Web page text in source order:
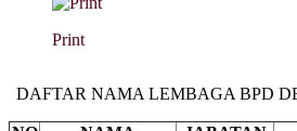
Print
DAFTAR NAMA LEMBAGA BPD